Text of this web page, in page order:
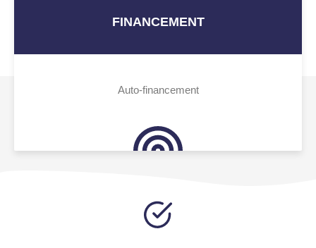
FINANCEMENT
Auto-financement